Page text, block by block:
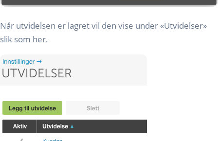
Når utvidelsen er lagret vil den vise under «Utvidelser»
slik som her.